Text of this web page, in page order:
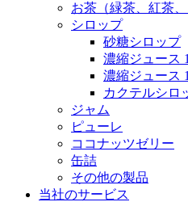
お茶（緑茶、紅茶、
シロップ
砂糖シロップ
濃縮ジュース
濃縮ジュース
カクテルシロ
ジャム
ピューレ
ココナッツゼリー
缶詰
その他の製品
当社のサービス